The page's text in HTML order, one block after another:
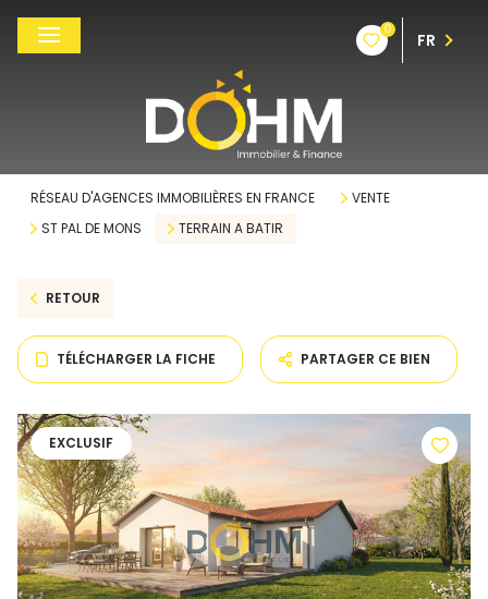
0
FR
RÉSEAU D'AGENCES IMMOBILIÈRES EN FRANCE
VENTE
ST PAL DE MONS
TERRAIN A BATIR
RETOUR
TÉLÉCHARGER LA FICHE PARTAGER CE BIEN
EXCLUSIF